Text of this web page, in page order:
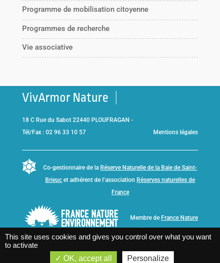
Programme de mobilisation citoyenne
Programmes de recherche
Vie associative
VivArmor Nature
18 C Rue du Sabot 22440 PLOUFRAGAN -
Tél/Fax : 02 96 33 10 57
Mentions légales
Co-gestionnaire de la Réserve Naturelle de la Baie de Saint-
Brieuc et adhérent de l’association Réserves naturelles de
France
Membre de France Nature
This site uses cookies and gives you control over what you want
to activate
OK, accept all
Personalize